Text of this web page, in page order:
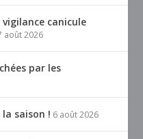
canicule
août 2026
par les
la saison ! 6 août 2026